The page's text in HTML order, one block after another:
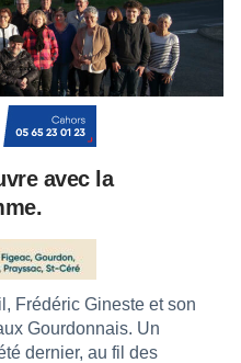
avec la
Frédéric Gineste et son
Gourdonnais. Un
dernier, au fil des